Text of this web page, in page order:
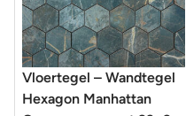
Vloertegel – Wandtegel
Hexagon Manhattan